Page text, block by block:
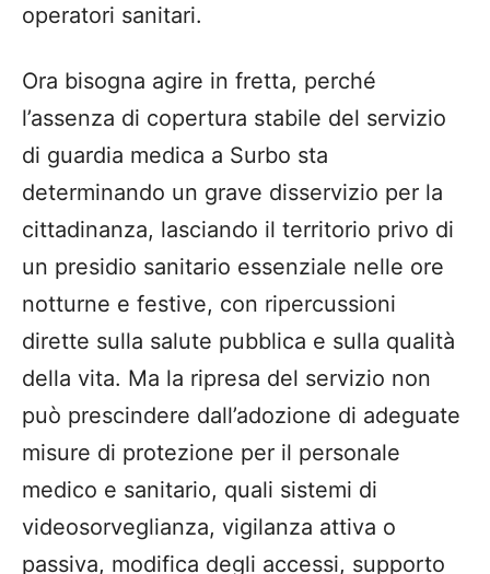
operatori sanitari.
Ora bisogna agire in fretta, perché
l’assenza di copertura stabile del servizio
di guardia medica a Surbo sta
determinando un grave disservizio per la
cittadinanza, lasciando il territorio privo di
un presidio sanitario essenziale nelle ore
notturne e festive, con ripercussioni
dirette sulla salute pubblica e sulla qualità
della vita. Ma la ripresa del servizio non
può prescindere dall’adozione di adeguate
misure di protezione per il personale
medico e sanitario, quali sistemi di
videosorveglianza, vigilanza attiva o
passiva, modifica degli accessi, supporto